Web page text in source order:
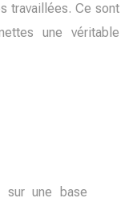
travaillées. Ce sont
une véritable
sur une base